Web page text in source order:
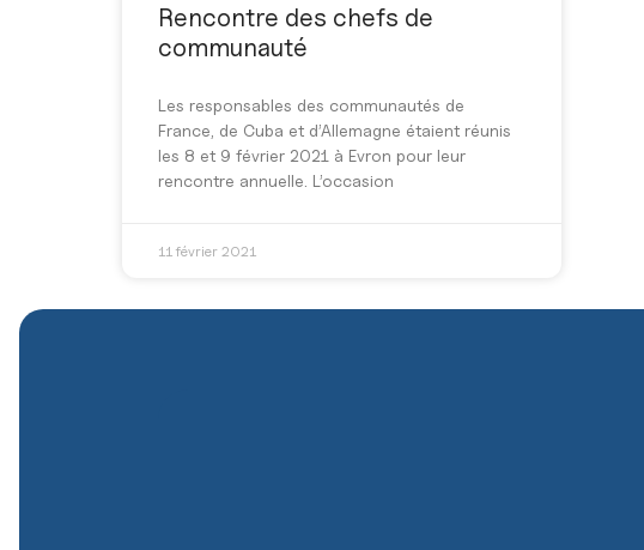
Rencontre des chefs de
communauté
Les responsables des communautés de
France, de Cuba et d’Allemagne étaient réunis
les 8 et 9 février 2021 à Evron pour leur
rencontre annuelle. L’occasion
11 février 2021